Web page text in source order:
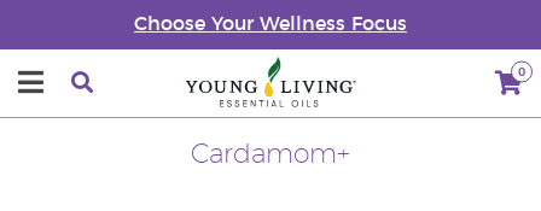
Choose Your Wellness Focus
0
Cardamom+